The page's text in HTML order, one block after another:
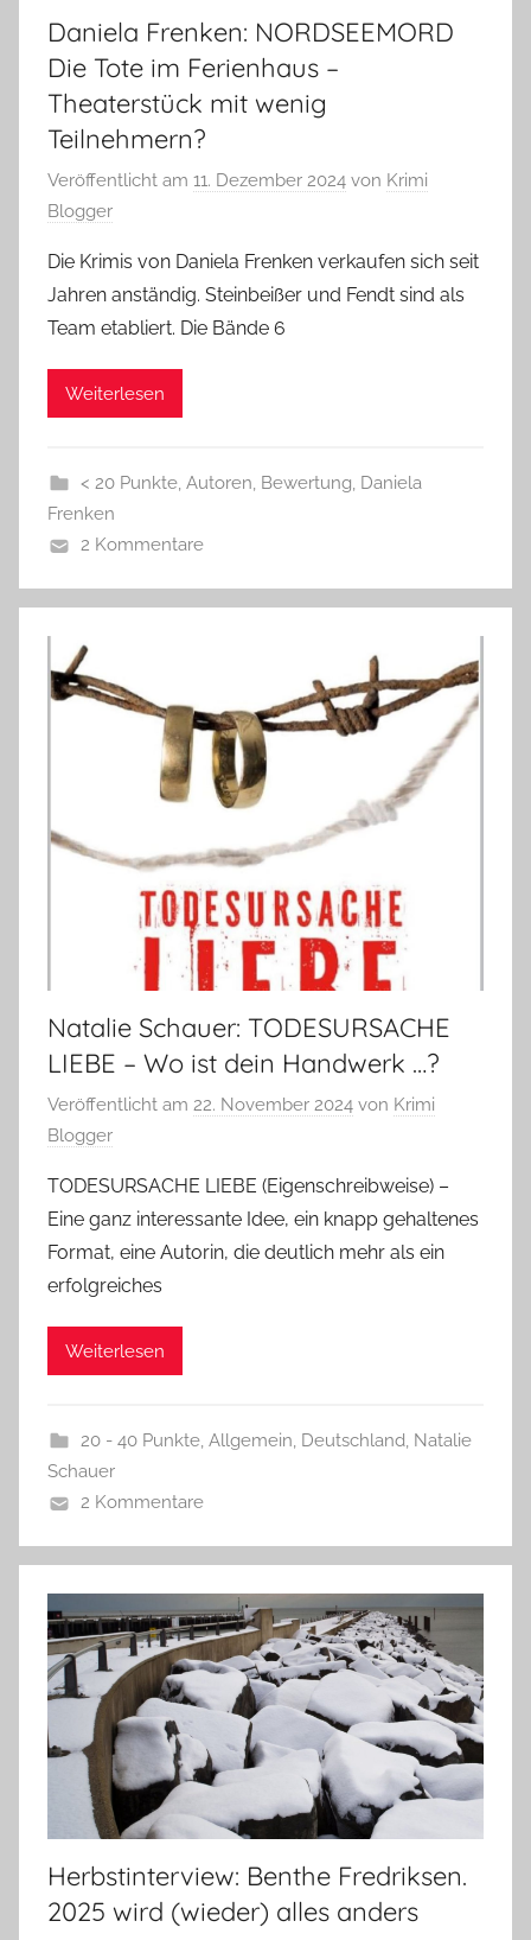
Daniela Frenken: NORDSEEMORD
Die Tote im Ferienhaus –
Theaterstück mit wenig
Teilnehmern?
Veröffentlicht am 11. Dezember 2024 von Krimi
Blogger
Die Krimis von Daniela Frenken verkaufen sich seit
Jahren anständig. Steinbeißer und Fendt sind als
Team etabliert. Die Bände 6
Weiterlesen
< 20 Punkte, Autoren, Bewertung, Daniela
Frenken
2 Kommentare
Natalie Schauer: TODESURSACHE
LIEBE – Wo ist dein Handwerk …?
Veröffentlicht am 22. November 2024 von Krimi
Blogger
TODESURSACHE LIEBE (Eigenschreibweise) –
Eine ganz interessante Idee, ein knapp gehaltenes
Format, eine Autorin, die deutlich mehr als ein
erfolgreiches
Weiterlesen
20 - 40 Punkte, Allgemein, Deutschland, Natalie
Schauer
2 Kommentare
Herbstinterview: Benthe Fredriksen.
2025 wird (wieder) alles anders